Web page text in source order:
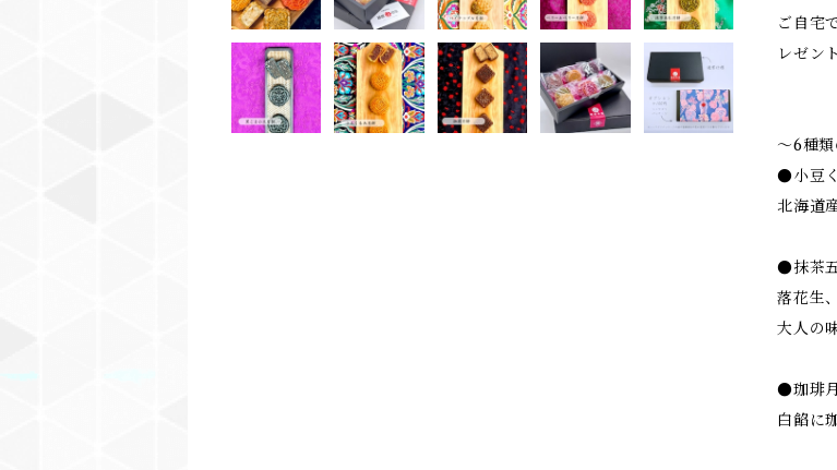
ご自宅
レゼン
～6種
●小豆
北海道
●抹茶
落花生
大人の
●珈琲
白餡に